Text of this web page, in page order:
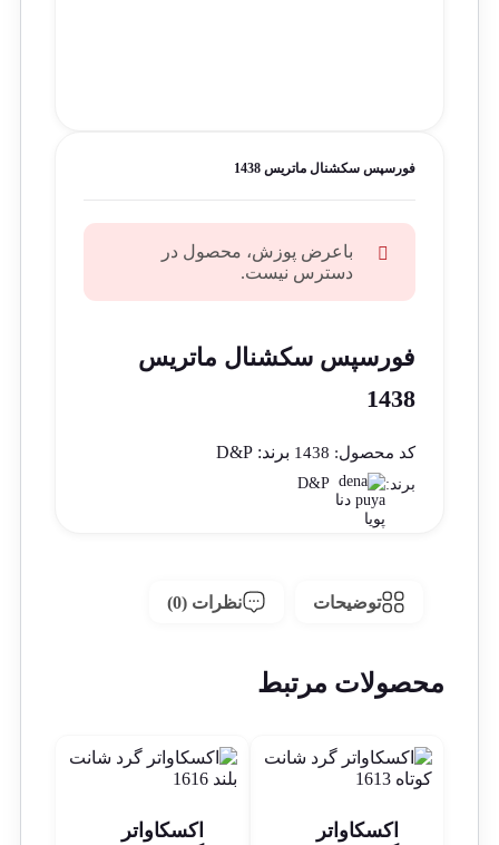
فورسپس سکشنال ماتریس 1438
باعرض پوزش، محصول در
دسترس نیست.
فورسپس سکشنال ماتریس
1438
کد محصول: 1438 برند: D&P
برند: D&P
توضیحات نظرات (0)
محصولات مرتبط
اکسکاواتر
اکسکاواتر